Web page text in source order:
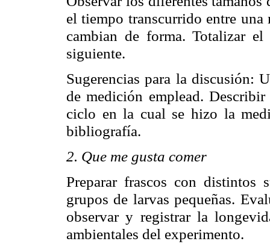
el tiempo transcurrido entre
cambian de forma. Totalizar
siguiente.
Sugerencias para la discusión:
de medición emplead.
ciclo en la cual se hizo la
bibliografía.
2. Que me gusta comer
Preparar frascos con distintos
grupos de larvas pequeñas.
observar y registrar la
ambientales del experimento.